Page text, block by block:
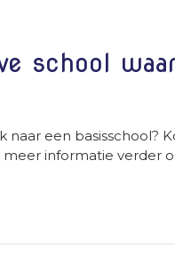
school
naar een basisschool?
meer informatie verder